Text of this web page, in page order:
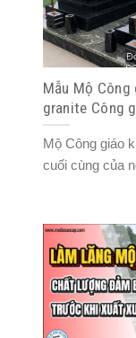
Mẫu Mộ
granite Công
Mộ Công giáo
cuối cùng của